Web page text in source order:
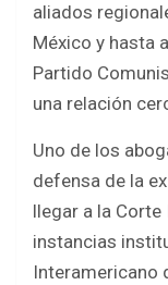
aliados
México y hasta
Partido
una relación
Uno de los
defensa de la
llegar a la
instancias
Interamericano